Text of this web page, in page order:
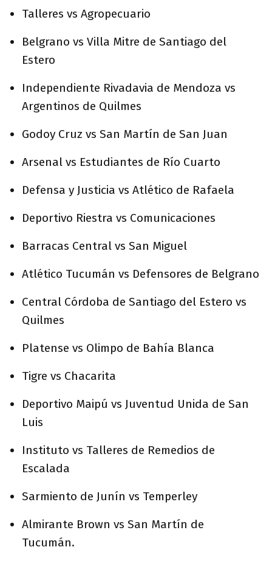
Talleres vs Agropecuario
Belgrano vs Villa Mitre de Santiago del
Estero
Independiente Rivadavia de Mendoza vs
Argentinos de Quilmes
Godoy Cruz vs San Martín de San Juan
Arsenal vs Estudiantes de Río Cuarto
Defensa y Justicia vs Atlético de Rafaela
Deportivo Riestra vs Comunicaciones
Barracas Central vs San Miguel
Atlético Tucumán vs Defensores de Belgrano
Central Córdoba de Santiago del Estero vs
Quilmes
Platense vs Olimpo de Bahía Blanca
Tigre vs Chacarita
Deportivo Maipú vs Juventud Unida de San
Luis
Instituto vs Talleres de Remedios de
Escalada
Sarmiento de Junín vs Temperley
Almirante Brown vs San Martín de
Tucumán.